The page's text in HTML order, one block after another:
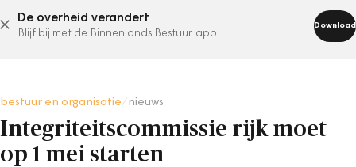
De overheid verandert
Blijf bij met de Binnenlands Bestuur app
Download
abonneer nu
bestuur en organisatie nieuws
Integriteitscommissie rijk moet
op 1 mei starten